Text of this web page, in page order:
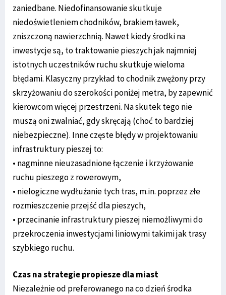
zaniedbane. Niedofinansowanie skutkuje
niedoświetleniem chodników, brakiem ławek,
zniszczoną nawierzchnią. Nawet kiedy środki na
inwestycje są, to traktowanie pieszych jak najmniej
istotnych uczestników ruchu skutkuje wieloma
błędami. Klasyczny przykład to chodnik zwężony przy
skrzyżowaniu do szerokości poniżej metra, by zapewnić
kierowcom więcej przestrzeni. Na skutek tego nie
muszą oni zwalniać, gdy skręcają (choć to bardziej
niebezpieczne). Inne częste błędy w projektowaniu
infrastruktury pieszej to:
• nagminne nieuzasadnione łączenie i krzyżowanie
ruchu pieszego z rowerowym,
• nielogiczne wydłużanie tych tras, m.in. poprzez złe
rozmieszczenie przejść dla pieszych,
• przecinanie infrastruktury pieszej niemożliwymi do
przekroczenia inwestycjami liniowymi takimi jak trasy
szybkiego ruchu.
Czas na strategie propiesze dla miast
Niezależnie od preferowanego na co dzień środka